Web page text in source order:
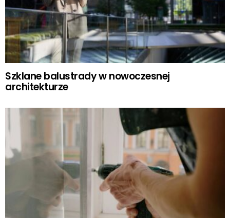
Szklane balustrady w nowoczesnej
architekturze